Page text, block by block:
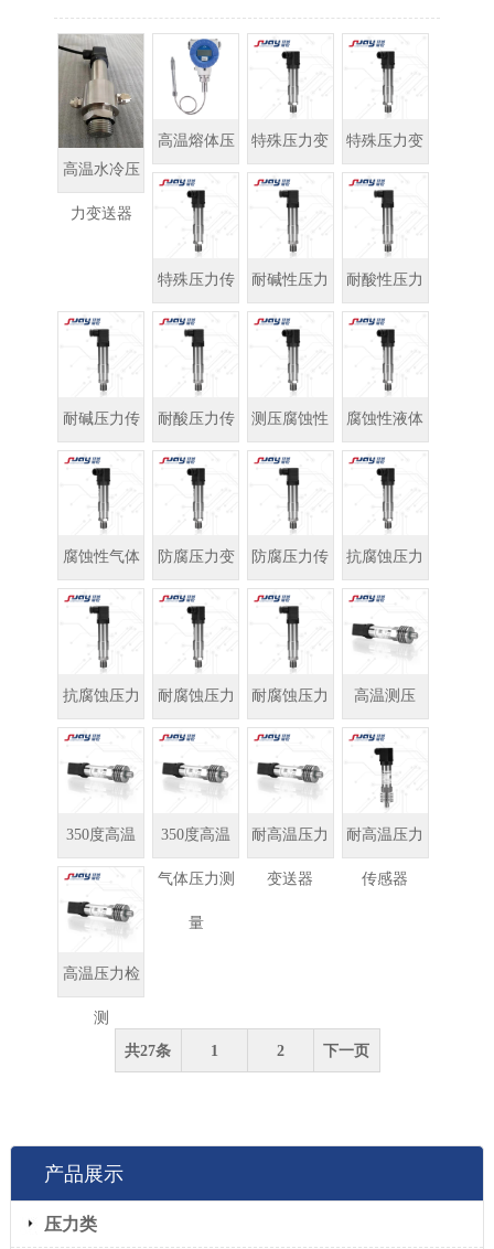
高温水冷压
力变送器
高温熔体压
力变送器
特殊压力变
送器
特殊压力变
送器
特殊压力传
感器
耐碱性压力
变送器
耐酸性压力
变送器
耐碱压力传
感器
耐酸压力传
感器
测压腐蚀性
介质
腐蚀性液体
压力测量
腐蚀性气体
压力测量
防腐压力变
送器
防腐压力传
感器
抗腐蚀压力
变送器
抗腐蚀压力
传感器
耐腐蚀压力
变送器
耐腐蚀压力
传感器
高温测压
350度高温
液体压力测
量
350度高温
气体压力测
量
耐高温压力
变送器
耐高温压力
传感器
高温压力检
测
共27条 1 2 下一页
产品展示
压力类